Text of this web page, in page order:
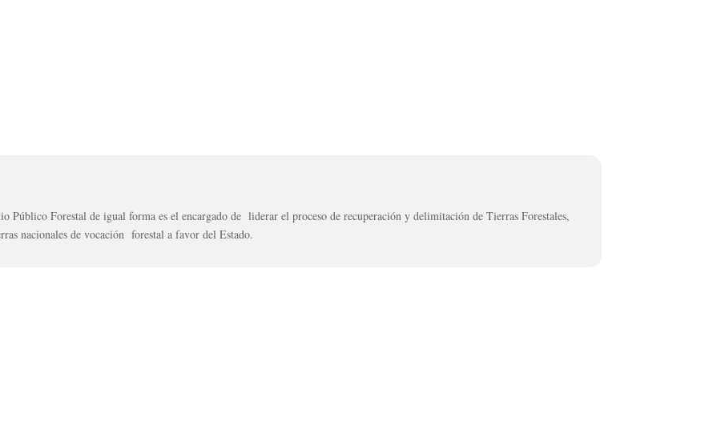
Forestal de igual forma es el encargado de liderar el proceso de recuperación y delimitación de Tierras Forestales,
nacionales de vocación forestal a favor del Estado.